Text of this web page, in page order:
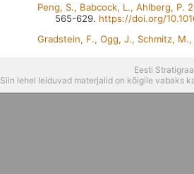
Peng, S., Babcock, L., Ahlberg, P.
565-629. https://doi.org/
Gradstein, F., Ogg, J., Schmitz, M.,
Eesti
Siin lehel leiduvad materjalid on kõigile vabaks